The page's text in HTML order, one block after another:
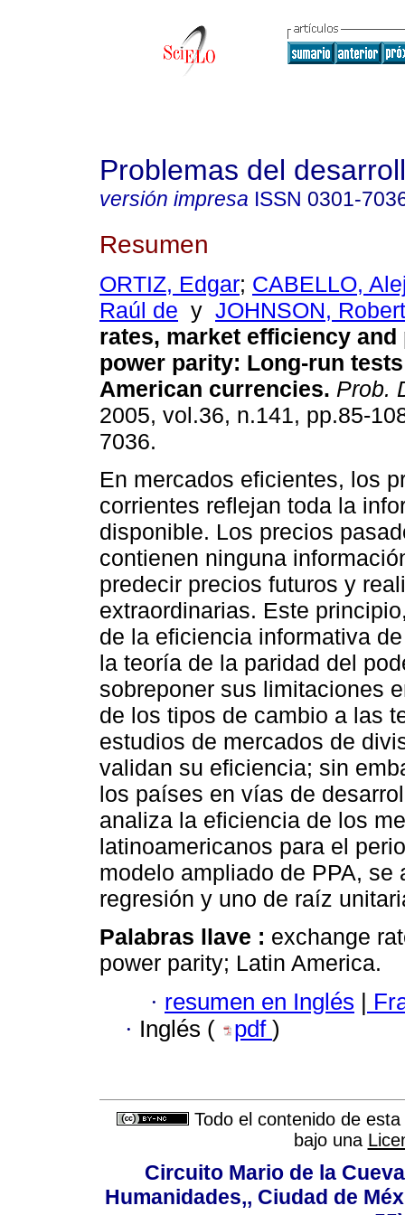
Problemas del
versión impresa ISSN 0301-
Resumen
ORTIZ, Edgar; CABELLO,
Raúl de y JOHNSON, Robert
rates, market efficiency
power parity: Long-run
American currencies. Prob.
2005, vol.36, n.141, pp.85-
7036.
En mercados eficientes, los
corrientes reflejan toda la
disponible. Los precios
contienen ninguna
predecir precios futuros y
extraordinarias. Este
de la eficiencia informativa
la teoría de la paridad del
sobreponer sus limitaciones
de los tipos de cambio a las
estudios de mercados de
validan su eficiencia; sin
los países en vías de
analiza la eficiencia de los
latinoamericanos para el
modelo ampliado de PPA,
regresión y uno de raíz
Palabras llave : exchange
power parity; Latin America.
· resumen en Inglés |
· Inglés ( pdf )
Todo el contenido de
bajo una
Circuito Mario de la
Humanidades,, Ciudad de